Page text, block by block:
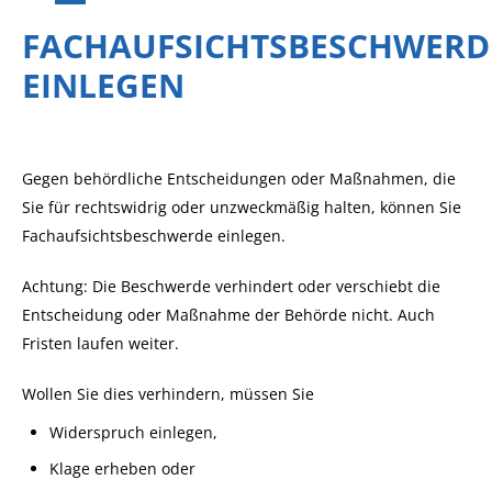
EINLEGEN
Gegen behördliche Entscheidungen oder Maßnahmen, die
Sie für rechtswidrig oder unzweckmäßig halten, können Sie
Fachaufsichtsbeschwerde einlegen.
Achtung: Die Beschwerde verhindert oder verschiebt die
Entscheidung oder Maßnahme der Behörde nicht. Auch
Fristen laufen weiter.
Wollen Sie dies verhindern, müssen Sie
Widerspruch einlegen,
Klage erheben oder